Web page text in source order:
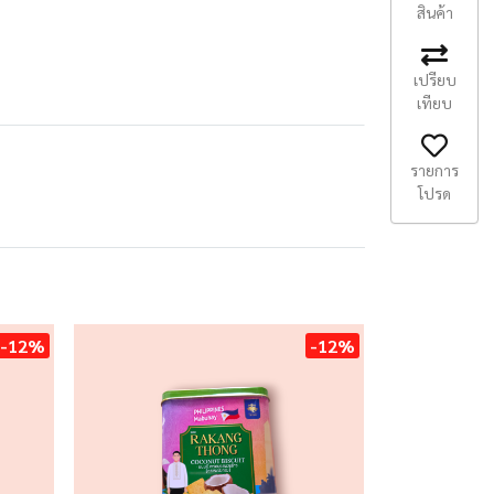
-12% -12%
สินค้า
เปรียบ
เทียบ
รายการ
โปรด